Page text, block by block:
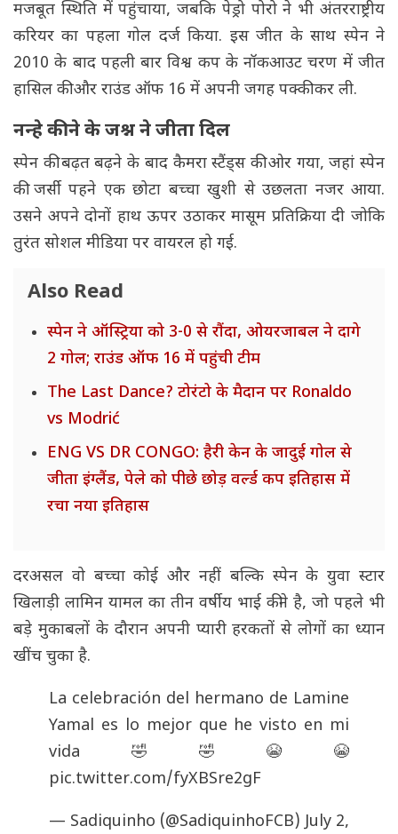
मजबूत स्थिति में पहुंचाया, जबकि पेड्रो पोरो ने भी अंतरराष्ट्रीय
करियर का पहला गोल दर्ज किया. इस जीत के साथ स्पेन ने
2010 के बाद पहली बार विश्व कप के नॉकआउट चरण में जीत
हासिल की और राउंड ऑफ 16 में अपनी जगह पक्की कर ली.
नन्हे कीने के जश्न ने जीता दिल
स्पेन की बढ़त बढ़ने के बाद कैमरा स्टैंड्स की ओर गया, जहां स्पेन
की जर्सी पहने एक छोटा बच्चा खुशी से उछलता नजर आया.
उसने अपने दोनों हाथ ऊपर उठाकर मासूम प्रतिक्रिया दी जोकि
तुरंत सोशल मीडिया पर वायरल हो गई.
Also Read
स्पेन ने ऑस्ट्रिया को 3-0 से रौंदा, ओयरजाबल ने दागे
2 गोल; राउंड ऑफ 16 में पहुंची टीम
The Last Dance? टोरंटो के मैदान पर Ronaldo
vs Modrić
ENG VS DR CONGO: हैरी केन के जादुई गोल से
जीता इंग्लैंड, पेले को पीछे छोड़ वर्ल्ड कप इतिहास में
रचा नया इतिहास
दरअसल वो बच्चा कोई और नहीं बल्कि स्पेन के युवा स्टार
खिलाड़ी लामिन यामल का तीन वर्षीय भाई कीने है, जो पहले भी
बड़े मुकाबलों के दौरान अपनी प्यारी हरकतों से लोगों का ध्यान
खींच चुका है.
La celebración del hermano de Lamine
Yamal es lo mejor que he visto en mi
vida🤣🤣😭😭
pic.twitter.com/fyXBSre2gF
— Sadiquinho (@SadiquinhoFCB)July 2,